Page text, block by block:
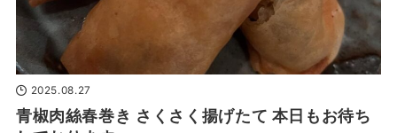
2025.08.27
青椒肉絲春巻き さくさく揚げたて 本日もお待ち